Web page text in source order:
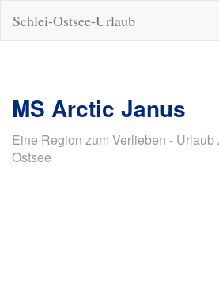
Schlei-Ostsee-Urlaub
MS Arctic Janus
Eine Region zum Verlieben -
Ostsee